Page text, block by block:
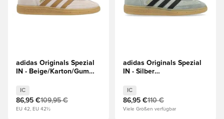
adidas Originals Spezial
IN - Beige/Karton/Gum
IC
86,95 €109,95 €
EU 42, EU 42½
adidas Originals Spezial
IN - Silber
Brown
IC
86,95 €110 €
Viele Größen verfügbar